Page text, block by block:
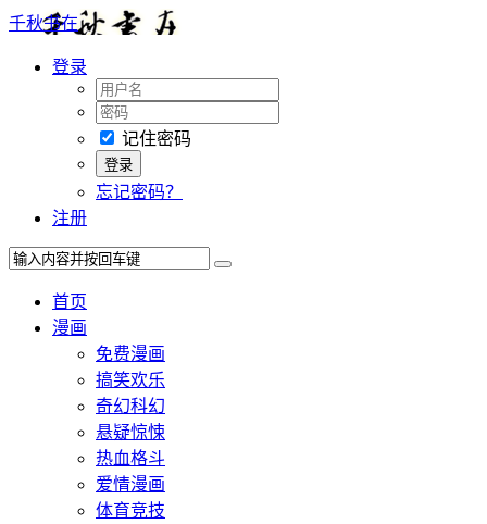
千秋书在
登录
记住密码
忘记密码？
注册
首页
漫画
免费漫画
搞笑欢乐
奇幻科幻
悬疑惊悚
热血格斗
爱情漫画
体育竞技